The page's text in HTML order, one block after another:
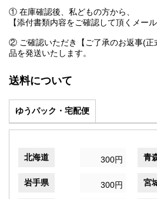
① 在庫確認後、私どもの方から、
【添付書類内容をご確認して頂くメー
② ご確認いただき【ご了承のお返事(正
品を発送いたします。
送料について
ゆうパック・宅配便
北海道 300円 青
岩手県 300円 宮